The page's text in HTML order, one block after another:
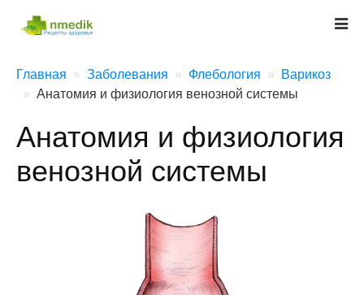
Главная Заболевания Флебология
Варикоз
Анатомия и физиология венозной системы
Анатомия и физиология
венозной системы